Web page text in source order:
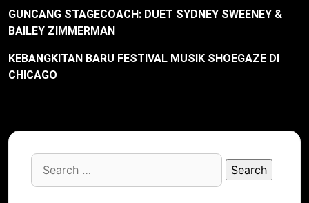
GUNCANG STAGECOACH: DUET SYDNEY SWEENEY &
BAILEY ZIMMERMAN
KEBANGKITAN BARU FESTIVAL MUSIK SHOEGAZE DI
CHICAGO
Search
for: